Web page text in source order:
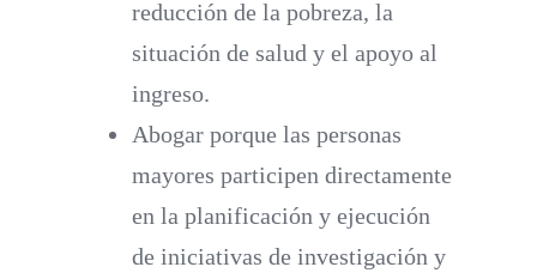
reducción de la pobreza, la
situación de salud y el apoyo al
ingreso.
Abogar porque las personas
mayores participen directamente
en la planificación y ejecución
de iniciativas de investigación y